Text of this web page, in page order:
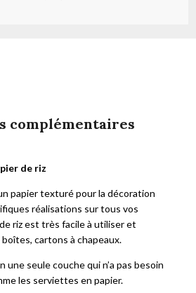
complémentaires
de riz
papier texturé pour la décoration
réalisations sur tous vos
riz est très facile à utiliser et
cartons à chapeaux.
une seule couche qui n’a pas besoin
les serviettes en papier.